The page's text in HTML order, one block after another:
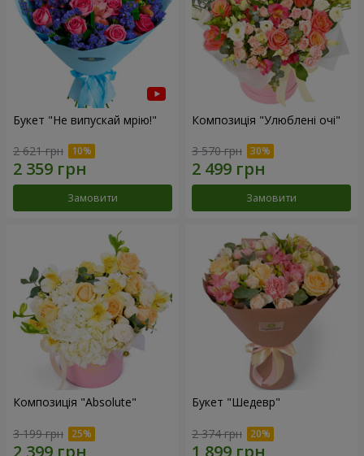
Букет "Не випускай мрію!"
2 621 грн
Замовити
Композиція "Улюблені очі"
3 570 грн
Замовити
Композиція "Absolute"
3 199 грн
Букет "Шедевр"
2 374 грн